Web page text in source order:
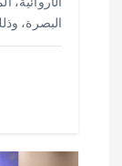
o
البصرة،